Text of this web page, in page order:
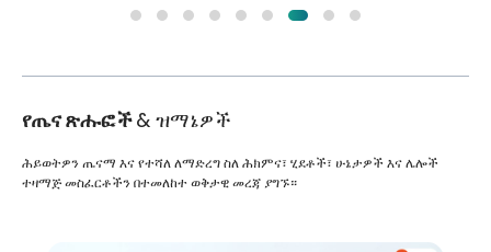
የጤና ጽሑፎች& ዝማኔዎች
ሕይወትዎን ጤናማ እና የተሻለ ለማድረግ ስለ ሕክምና፣ ሂደቶች፣ ሁኔታዎች እና ሌሎች
ተዛማጅ መስፈርቶችን በተመለከተ ወቅታዊ መረጃ ያግኙ።